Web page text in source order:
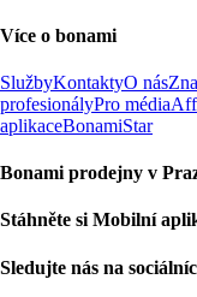
Více o bonami
SlužbyKontaktyO nás
profesionályPro média
aplikaceBonamiStar
Bonami prodejny v
Stáhněte si Mobilní
Sledujte nás na